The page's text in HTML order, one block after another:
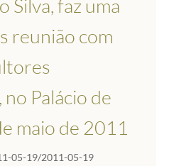
Silva, faz uma
reunião com
Palácio de
maio de 2011
05-19/2011-05-19